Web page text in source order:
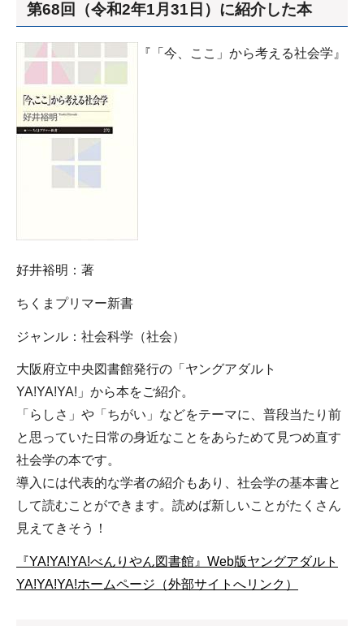
第68回（令和2年1月31日）に紹介した本
『「今、ここ」から考える社会学』
好井裕明：著
ちくまプリマー新書
ジャンル：社会科学（社会）
大阪府立中央図書館発行の「ヤングアダルト
YA!YA!YA!」から本をご紹介。
「らしさ」や「ちがい」などをテーマに、普段当たり前
と思っていた日常の身近なことをあらためて見つめ直す
社会学の本です。
導入には代表的な学者の紹介もあり、社会学の基本書と
して読むことができます。読めば新しいことがたくさん
見えてきそう！
『YA!YA!YA!べんりやん図書館』Web版ヤングアダルト
YA!YA!YA!ホームページ（外部サイトへリンク）